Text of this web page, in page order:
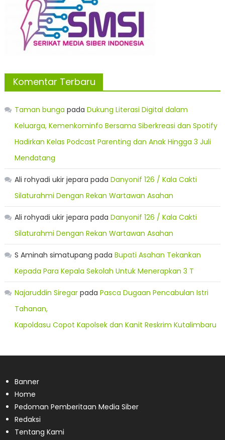
Komentar Terbaru
Taman bunga pada Dukung Literasi Digital dalam
Keluarga, Kemenkominfo Bersama Siberkreasi dan Spotify
Hadirkan Kelas Podcast Parenting dan Anak Hingga 3 Juli
Mendatang
Ali rohyadi ukir jepara pada Danyonif 126 / Kala Cakti
Silaturahmi Dengan Rekan Wartawan Asahan
Ali rohyadi ukir jepara pada Danyonif 126 / Kala Cakti
Silaturahmi Dengan Rekan Wartawan Asahan
S Aminah simatupang pada Bupati Asahan Tekankan
Kepada Para Kepala Sekolah Untuk Menerapkan 3 T
Najaruddin Siregarpada Pasca Dugaan Pencabulan Istri
Tahanan,
Kapoldasu Copot Kapolsek dan Kanit Reskrim Kutalimbaru
Banner
Home
Pedoman Pemberitaan Media Siber
Redaksi
Tentang Kami